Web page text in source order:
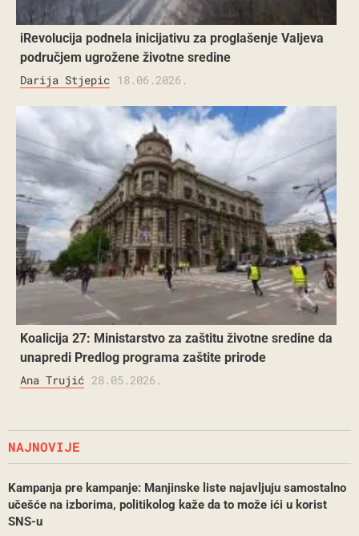
iRevolucija podnela inicijativu za proglašenje Valjeva
područjem ugrožene životne sredine
Darija Stjepic 18.06.2026.
Koalicija 27: Ministarstvo za zaštitu životne sredine da
unapredi Predlog programa zaštite prirode
Ana Trujić 28.05.2026.
NAJNOVIJE
Kampanja pre kampanje: Manjinske liste najavljuju samostalno
učešće na izborima, politikolog kaže da to može ići u korist
SNS-u